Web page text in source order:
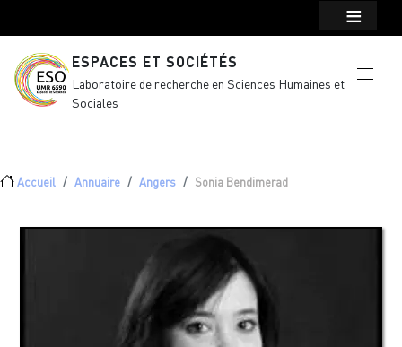
ESPACES ET SOCIÉTÉS
Laboratoire de recherche en Sciences Humaines et
Sociales
Fil d'Ariane
Accueil Annuaire Angers Sonia Bendimerad